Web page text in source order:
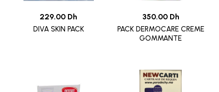
229.00 Dh
DIVA SKIN PACK
350.00 Dh
PACK DERMOCARE CREME
GOMMANTE